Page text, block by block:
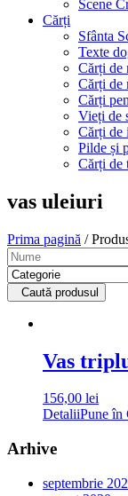
Scene
Cărți
Sfânta
Texte
Cărți de
Cărți de
Cărți
Vieți de
Cărți de
Pilde și
Cărți de
vas uleiuri
Prima pagină /
Caută produsul
Vas
156,00 lei
DetaliiPune în
Arhive
septembrie